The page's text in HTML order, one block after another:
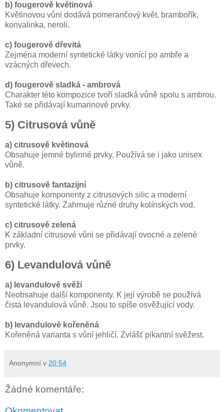
b) fougerově květinová
Květinovou vůni dodává pomerančový květ, brambořík,
konvalinka, neroli.
c) fougerově dřevitá
Zejména moderní syntetické látky vonící po ambře a
vzácných dřevech.
d) fougerově sladká - ambrová
Charakter této kompozice tvoří sladká vůně spolu s ambrou.
Také se přidávají kumarinové prvky.
5) Citrusová vůně
a) citrusově květinová
Obsahuje jemné bylinné prvky. Používá se i jako unisex
vůně.
b) citrusově fantazijní
Obsahuje komponenty z citrusových silic a moderní
syntetické látky. Zahrnuje různé druhy kolínských vod.
c) citrusově zelená
K základní citrusové vůni se přidávají ovocné a zelené
prvky.
6) Levandulová vůně
a) levandulově svěží
Neobsahuje další komponenty. K její výrobě se používá
čistá levandulová vůně. Jsou to spíše osvěžující vody.
b) levandulově kořeněná
Kořeněná varianta s vůní jehličí. Zvlášť pikantní svěžest.
Anonymní v 20:54
Žádné komentáře: